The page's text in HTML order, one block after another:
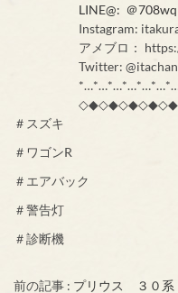
LINE@: ＠
Instagram:
アメブロ：
Twitter:
＃スズキ
＃ワゴンR
＃エアバック
＃警告灯
＃診断機
前の記事 : プリウス ３０